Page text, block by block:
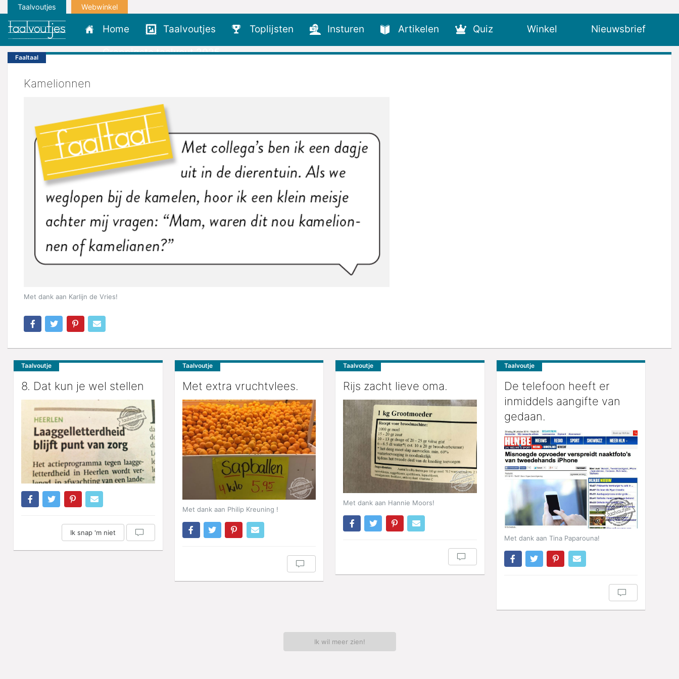
Taalvoutjes Webwinkel
Home Taalvoutjes Toplijsten Insturen Artikelen Quiz Winkel
Nieuwsbrief
Grappigste taalvout 2025
Faaltaal
Kamelionnen
Met dank aan Karlijn de Vries!
Taalvoutje
8. Dat kun je wel stellen
Ik snap 'm niet
Taalvoutje
Met extra vruchtvlees.
Met dank aan Philip Kreuning !
Taalvoutje
Rijs zacht lieve oma.
Met dank aan Hannie Moors!
Taalvoutje
De telefoon heeft er
inmiddels aangifte van
gedaan.
Met dank aan Tina Paparouna!
Ik wil meer zien!